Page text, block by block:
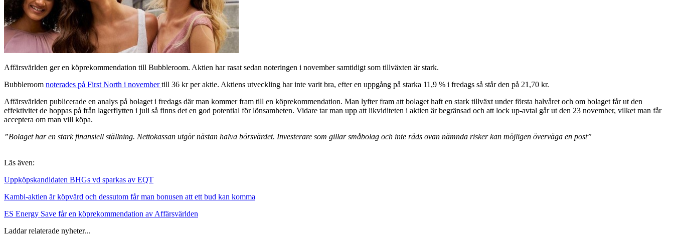
Affärsvärlden ger en köprekommendation till Bubbleroom. Aktien har rasat sedan noteringen i november samtidigt som tillväxten är stark.
Bubbleroom noterades på First North i november till 36 kr per aktie. Aktiens utveckling har inte varit bra, efter en uppgång på starka 11,9 % i fredags så står den på 21,70 kr.
Affärsvärlden publicerade en analys på bolaget i fredags där man kommer fram till en köprekommendation. Man lyfter fram att bolaget haft en stark tillväxt under första halvåret och om bolaget får ut den
effektivitet de hoppas på från lagerflytten i juli så finns det en god potential för lönsamheten. Vidare tar man upp att likviditeten i aktien är begränsad och att lock up-avtal går ut den 23 november, vilket man får
acceptera om man vill köpa.
”Bolaget har en stark finansiell ställning. Nettokassan utgör nästan halva börsvärdet. Investerare som gillar småbolag och inte räds ovan nämnda risker kan möjligen överväga en post”
Läs även:
Uppköpskandidaten BHGs vd sparkas av EQT
Kambi-aktien är köpvärd och dessutom får man bonusen att ett bud kan komma
ES Energy Save får en köprekommendation av Affärsvärlden
Laddar relaterade nyheter...